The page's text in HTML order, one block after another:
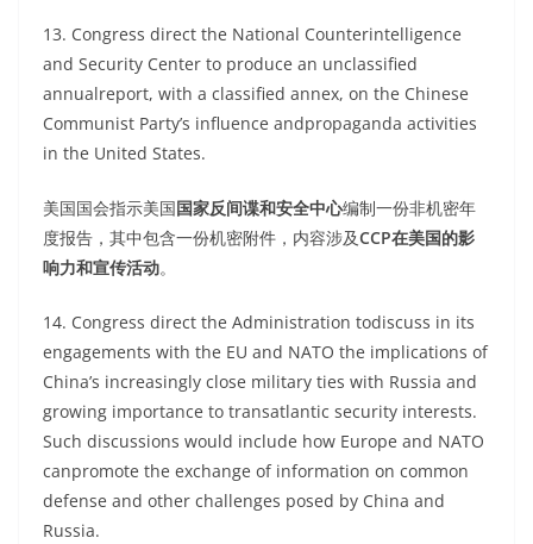
13. Congress direct the National Counterintelligence
and Security Center to produce an unclassified
annualreport, with a classified annex, on the Chinese
Communist Party’s influence andpropaganda activities
in the United States.
美国国会指示美国国家反间谍和安全中心编制一份非机密年
度报告，其中包含一份机密附件，内容涉及CCP在美国的影
响力和宣传活动。
14. Congress direct the Administration todiscuss in its
engagements with the EU and NATO the implications of
China’s increasingly close military ties with Russia and
growing importance to transatlantic security interests.
Such discussions would include how Europe and NATO
canpromote the exchange of information on common
defense and other challenges posed by China and
Russia.